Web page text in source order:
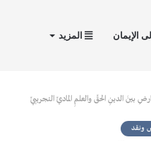
الإيمان المزيد
بينَ الدينِ الحقِّ والعلمِ الماديِّ التجريبيِّ
ونقد